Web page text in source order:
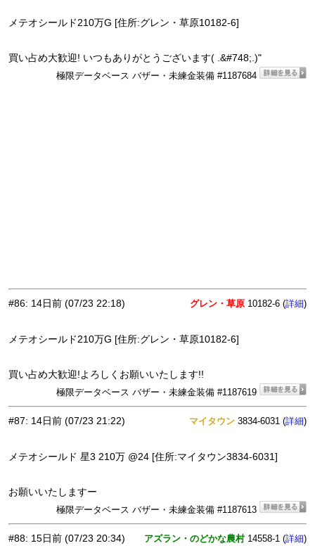
メテオシールド210万G [住所:グレン・草原10182-6]
買い占め大歓迎! いつもありがとうございます( .&#748;.)"
極限データベース バザー・未練金装備 #1187684
#86: 14日前 (07/23 22:18) グレン・草原 10182-6 (詳細)
メテオシールド210万G [住所:グレン・草原10182-6]
買い占め大歓迎!よろしくお願いいたします!!
極限データベース バザー・未練金装備 #1187619
#87: 14日前 (07/23 21:22) マイタウン 3834-6031 (詳細)
メテオシールド 星3 210万 @24 [住所:マイタウン3834-6031]
お願いいたしますー
極限データベース バザー・未練金装備 #1187613
#88: 15日前 (07/23 20:34) アズラン・のどかな農村14558-1 (詳細)